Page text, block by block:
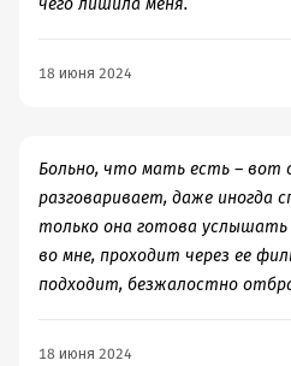
Я долго размышляла над
для помощи, имеется. От
Кое-что мне пояснила
в своей статье сообщила, что
находилась с ребенком
неделю...Годами. Отказ от
нагрузка, а у современных мам
меньшая нагрузка приходит
чего лишила меня.
18 июня 2024
Больно, что мать есть – вот
разговаривает, даже иногда
только она готова услышать
во мне, проходит через ее
подходит, безжалостно
18 июня 2024